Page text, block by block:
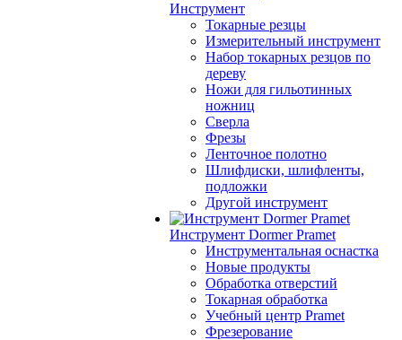
Инструмент
Токарные резцы
Измерительный инструмент
Набор токарных резцов по
дереву
Ножи для гильотинных
ножниц
Сверла
Фрезы
Ленточное полотно
Шлифдиски, шлифленты,
подложки
Другой инструмент
Инструмент Dormer Pramet
Инструментальная оснастка
Новые продукты
Обработка отверстий
Токарная обработка
Учебный центр Pramet
Фрезерование